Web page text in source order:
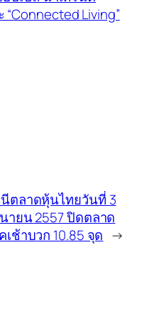
“Connected Living”
ตลาดหุ้นไทยวันที่ 3
ายน 2557 ปิดตลาด
เช้าบวก 10.85 จุด →